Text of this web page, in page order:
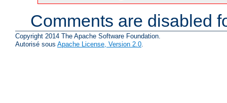
Comments are disabled
Copyright 2014 The Apache Software Foundation.
Autorisé sous Apache License, Version 2.0.